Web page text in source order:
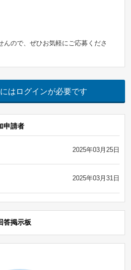
んので、ぜひお気軽にご応募くださ
はログインが必要です
申請者
2025年03月25日
2025年03月31日
答掲示板